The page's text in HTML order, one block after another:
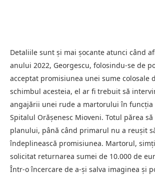
Detaliile sunt și mai șocante atunci când
anului 2022, Georgescu, folosindu-se de
acceptat promisiunea unei sume colosale
schimbul acesteia, el ar fi trebuit să
angajării unei rude a martorului în funcția
Spitalul Orășenesc Mioveni. Totul părea
planului, până când primarul nu a reușit
îndeplinească promisiunea. Martorul,
solicitat returnarea sumei de 10.000 de
Într-o încercare de a-și salva imaginea și